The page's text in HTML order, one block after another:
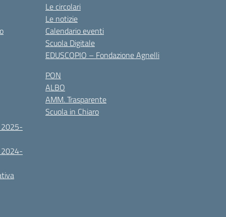
2025-
2024-
Le circolari
Le notizie
Calendario eventi
Scuola Digitale
EDUSCOPIO – Fondazione Agnelli
PON
ALBO
AMM. Trasparente
Scuola in Chiaro